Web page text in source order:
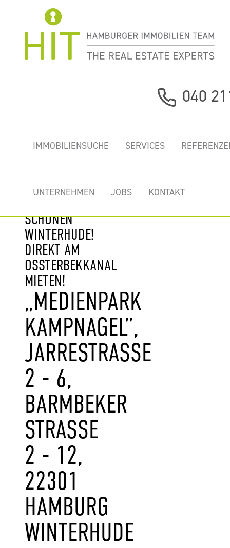
040
IMMOBILIENSUCHE SERVICES
UNTERNEHMEN JOBS KONTAKT
„MEDIENPARK
TIEFGARAGE IM
SCHÖNEN
WINTERHUDE!
DIREKT AM
OSSTERBEKKANAL
MIETEN!
„MEDIENPARK
KAMPNAGEL”,
JARRESTRASSE 2
- 6, B
ARMBEKER S
TRASSE 2
- 12, 22
301 HA
MBURG WI
NTERHUDE